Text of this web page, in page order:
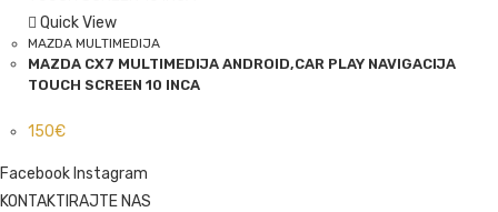
Quick View
MAZDA MULTIMEDIJA
MAZDA CX7 MULTIMEDIJA ANDROID,CAR PLAY NAVIGACIJA
TOUCH SCREEN 10 INCA
150€
Facebook Instagram
KONTAKTIRAJTE NAS